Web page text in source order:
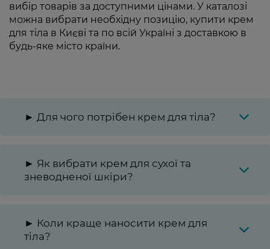
вибір товарів за доступними цінами. У каталозі
можна вибрати необхідну позицію, купити крем
для тіла в Києві та по всій Україні з доставкою в
будь-яке місто країни.
► Для чого потрібен крем для тіла?
► Як вибрати крем для сухої та
зневодненої шкіри?
► Коли краще наносити крем для
тіла?